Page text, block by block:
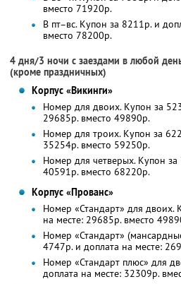
вместо 71920р.
В пт–вс. Купон за 8211р. и
вместо 78200р.
4 дня/3 ночи с заездами в любой
(кроме праздничных)
Корпус «Викинги»
Номер для двоих. Купон за
29685р. вместо 49890р.
Номер для троих. Купон за
35254р. вместо 59250р.
Номер для четверых. Купон
40591р. вместо 68220р.
Корпус «Прованс»
Номер «Стандарт» для двоих.
на месте: 29685р. вместо
Номер «Стандарт»
4747р. и доплата на месте:
Номер «Стандарт плюс» для
доплата на месте: 32309р.